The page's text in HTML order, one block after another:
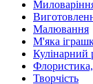
Малювання
М'яка
Кулінарний
Флористика,
Творчість